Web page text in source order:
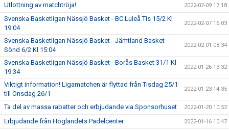
Utlottning av matchtröja! 2022-02-09 17:18
Svenska Basketligan Nässjö Basket - BC Luleå Tis 15/2 Kl
19:04
2022-02-07 16:03
Svenska Basketligan Nässjö Basket - Jämtland Basket
Sönd 6/2 Kl 15:04
2022-02-01 08:34
Svenska Basketligan Nässjö Basket - Borås Basket 31/1 Kl
19:34
2022-01-26 13:32
Viktigt information! Ligamatchen är flyttad från Tisdag 25/1
till Onsdag 26/1
2022-01-23 14:35
Ta del av massa rabatter och erbjudande via Sponsorhuset 2022-01-20 10:52
Erbjudande från Höglandets Padelcenter 2022-01-16 10:47